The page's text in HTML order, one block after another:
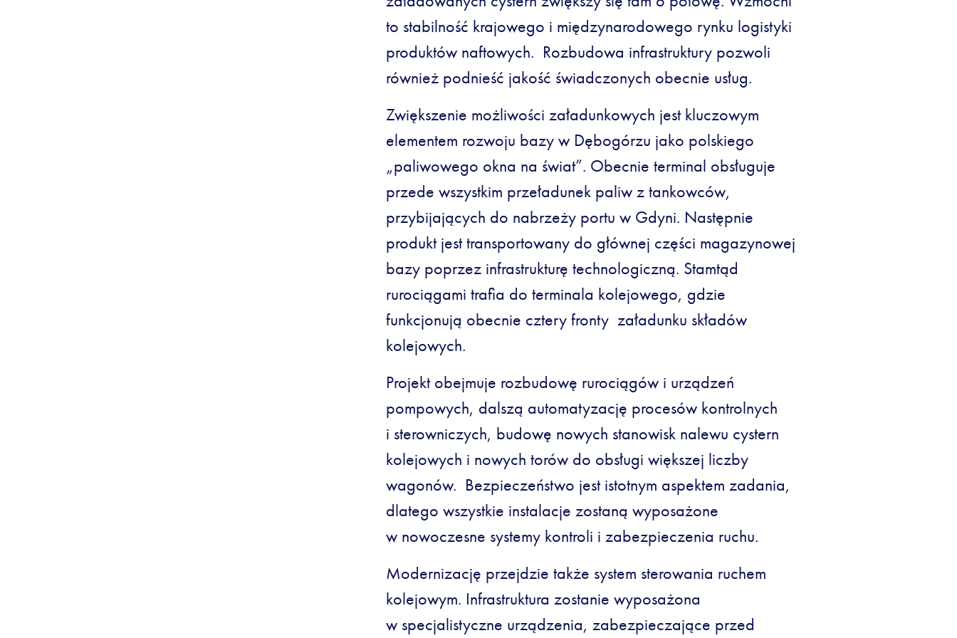
to stabilność krajowego i międzynarodowego rynku logistyki
produktów naftowych. Rozbudowa infrastruktury pozwoli
również podnieść jakość świadczonych obecnie usług.
Zwiększenie możliwości załadunkowych jest kluczowym
elementem rozwoju bazy w Dębogórzu jako polskiego
„paliwowego okna na świat”. Obecnie terminal obsługuje
przede wszystkim przeładunek paliw z tankowców,
przybijających do nabrzeży portu w Gdyni. Następnie
produkt jest transportowany do głównej części magazynowej
bazy poprzez infrastrukturę technologiczną. Stamtąd
rurociągami trafia do terminala kolejowego, gdzie
funkcjonują obecnie cztery fronty załadunku składów
kolejowych.
Projekt obejmuje rozbudowę rurociągów i urządzeń
pompowych, dalszą automatyzację procesów kontrolnych
i sterowniczych, budowę nowych stanowisk nalewu cystern
kolejowych i nowych torów do obsługi większej liczby
wagonów. Bezpieczeństwo jest istotnym aspektem zadania,
dlatego wszystkie instalacje zostaną wyposażone
w nowoczesne systemy kontroli i zabezpieczenia ruchu.
Modernizację przejdzie także system sterowania ruchem
kolejowym. Infrastruktura zostanie wyposażona
w specjalistyczne urządzenia, zabezpieczające przed